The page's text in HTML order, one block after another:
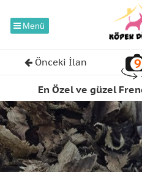
Menü
Önceki İlan 9
En Özel ve güzel